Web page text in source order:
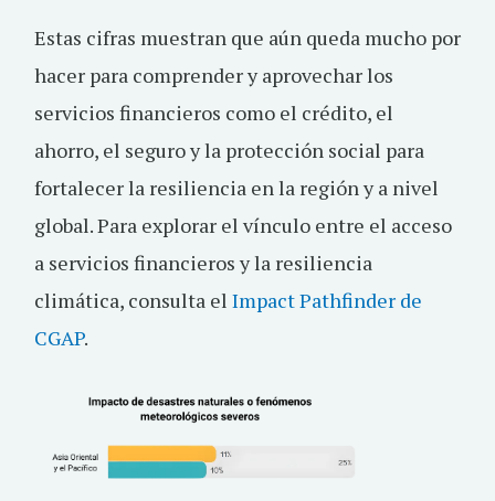
Estas cifras muestran que aún queda mucho por
hacer para comprender y aprovechar los
servicios financieros como el crédito, el
ahorro, el seguro y la protección social para
fortalecer la resiliencia en la región y a nivel
global. Para explorar el vínculo entre el acceso
a servicios financieros y la resiliencia
climática, consulta el Impact Pathfinder de
CGAP.